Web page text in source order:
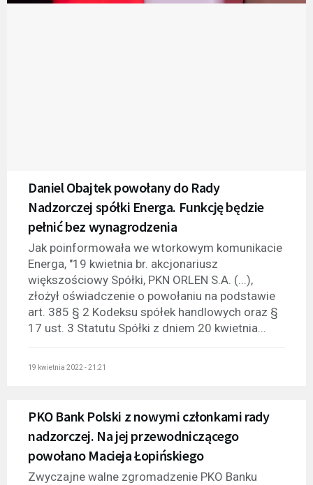
Daniel Obajtek powołany do Rady
Nadzorczej spółki Energa. Funkcję będzie
pełnić bez wynagrodzenia
Jak poinformowała we wtorkowym komunikacie
Energa, "19 kwietnia br. akcjonariusz
większościowy Spółki, PKN ORLEN S.A. (...),
złożył oświadczenie o powołaniu na podstawie
art. 385 § 2 Kodeksu spółek handlowych oraz §
17 ust. 3 Statutu Spółki z dniem 20 kwietnia...
19 kwietnia 2022 - 21:21
PKO Bank Polski z nowymi członkami rady
nadzorczej. Na jej przewodniczącego
powołano Macieja Łopińskiego
Zwyczajne walne zgromadzenie PKO Banku